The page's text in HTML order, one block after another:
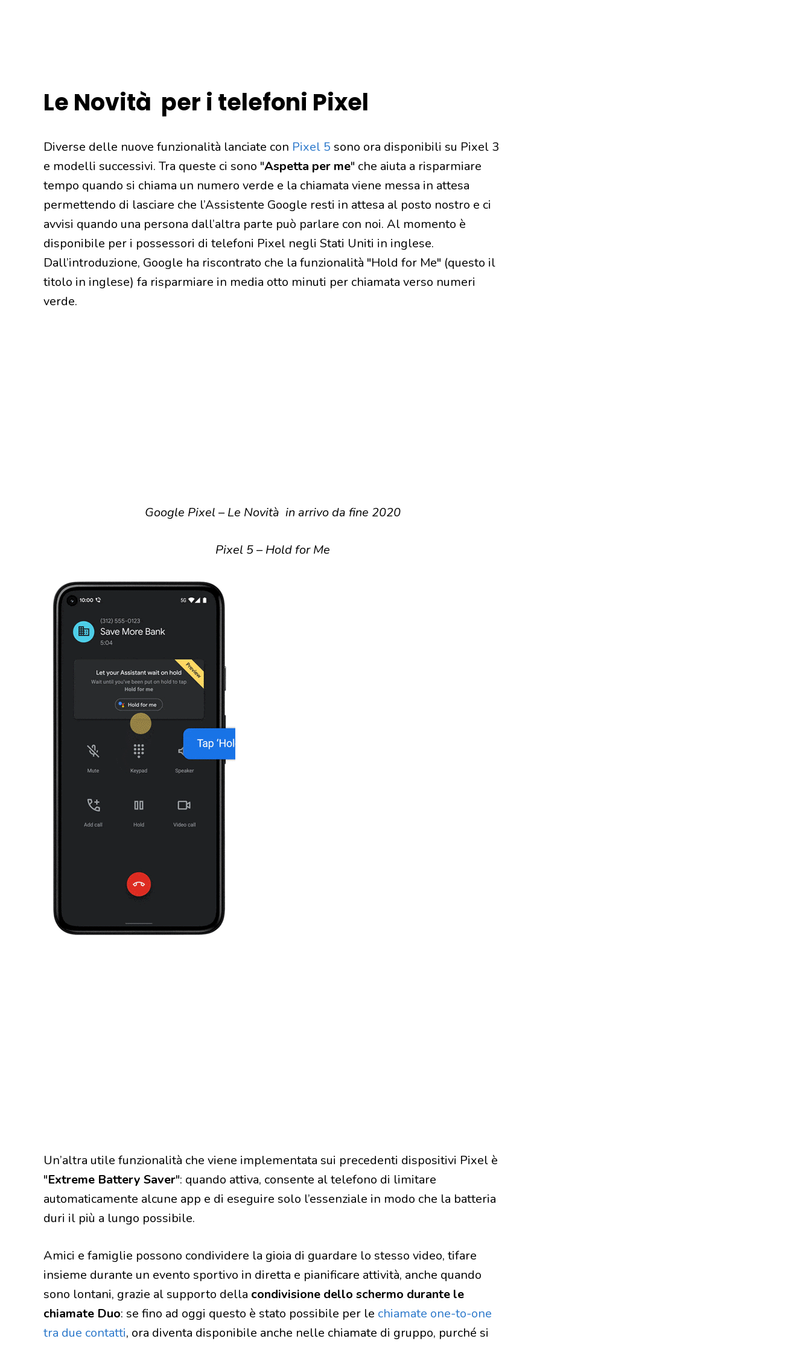
Le Novità per i telefoni Pixel
Diverse delle nuove funzionalità lanciate con Pixel 5 sono ora disponibili su Pixel 3
e modelli successivi. Tra queste ci sono "Aspetta per me" che aiuta a risparmiare
tempo quando si chiama un numero verde e la chiamata viene messa in attesa
permettendo di lasciare che l’Assistente Google resti in attesa al posto nostro e ci
avvisi quando una persona dall’altra parte può parlare con noi. Al momento è
disponibile per i possessori di telefoni Pixel negli Stati Uniti in inglese.
Dall’introduzione, Google ha riscontrato che la funzionalità "Hold for Me" (questo il
titolo in inglese) fa risparmiare in media otto minuti per chiamata verso numeri
verde.
Google Pixel – Le Novità in arrivo da fine 2020
Pixel 5 – Hold for Me
Un’altra utile funzionalità che viene implementata sui precedenti dispositivi Pixel è
"Extreme Battery Saver": quando attiva, consente al telefono di limitare
automaticamente alcune app e di eseguire solo l’essenziale in modo che la batteria
duri il più a lungo possibile.
Amici e famiglie possono condividere la gioia di guardare lo stesso video, tifare
insieme durante un evento sportivo in diretta e pianificare attività, anche quando
sono lontani, grazie al supporto della condivisione dello schermo durante le
chiamate Duo: se fino ad oggi questo è stato possibile per le chiamate one-to-one
tra due contatti, ora diventa disponibile anche nelle chiamate di gruppo, purché si